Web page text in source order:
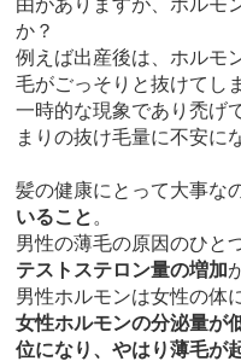
か？
例えば出産後は、ホルモ
毛がごっそりと抜けてし
一時的な現象であり禿げ
まりの抜け毛量に不安に
髪の健康にとって大事な
いること 。
男性の薄毛の原因のひと
テストステロン量の増加
男性ホルモンは女性の体
女性ホルモンの分泌量が
位になり、やはり薄毛が